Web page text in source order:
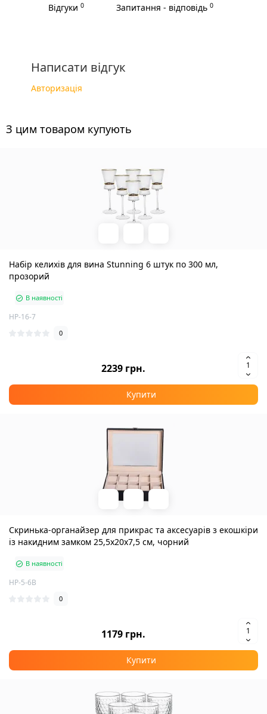
Відгуки 0 Запитання - відповідь 0
Написати відгук
Авторизація
З цим товаром купують
Набір келихів для вина Stunning 6 штук по 300 мл,
прозорий
В наявності
HP-16-7
0
2239 грн.
Купити
Скринька-органайзер для прикрас та аксесуарів з екошкіри
із накидним замком 25,5х20х7,5 см, чорний
В наявності
HP-5-6B
0
1179 грн.
Купити